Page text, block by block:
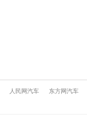
人民网汽车 东方网汽车